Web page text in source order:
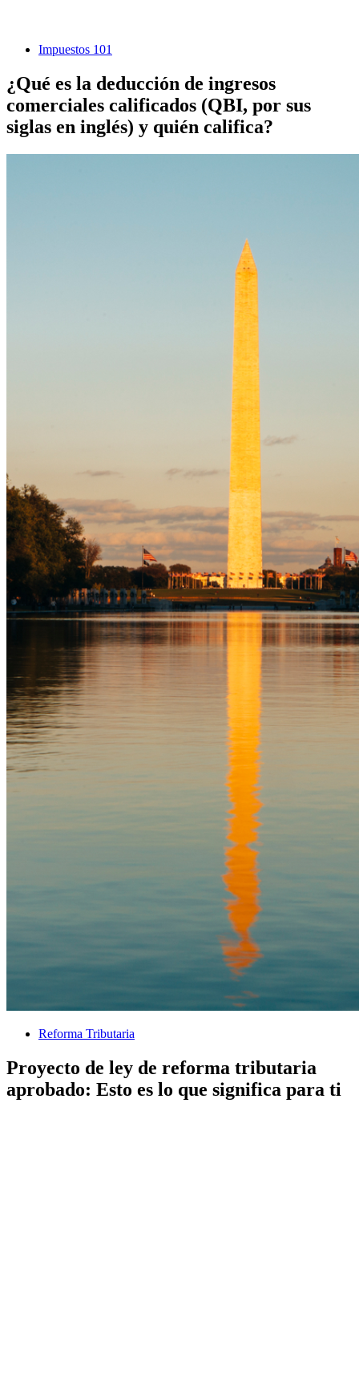
Impuestos 101
¿Qué es la deducción de ingresos
comerciales calificados (QBI, por sus
siglas en inglés) y quién califica?
Reforma Tributaria
Proyecto de ley de reforma tributaria
aprobado: Esto es lo que significa para ti